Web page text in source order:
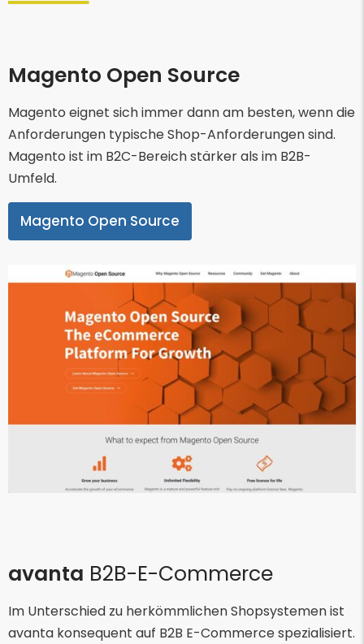
Magento Open Source
Magento eignet sich immer dann am besten, wenn die
Anforderungen typische Shop-Anforderungen sind.
Magento ist im B2C-Bereich stärker als im B2B-
Umfeld.
Magento Open Source
avanta B2B-E-Commerce
Im Unterschied zu herkömmlichen Shopsystemen ist
avanta konsequent auf B2B E-Commerce spezialisiert.